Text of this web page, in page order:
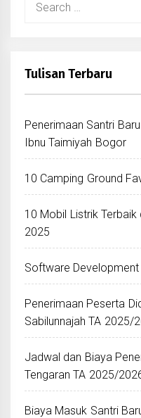
Tulisan Terbaru
Penerimaan Santri
Ibnu Taimiyah Bogor
10 Camping Ground
10 Mobil Listrik Terbaik
2025
Software
Penerimaan Peserta
Sabilunnajah TA 2025/
Jadwal dan Biaya
Tengaran TA 2025/
Biaya Masuk Santri